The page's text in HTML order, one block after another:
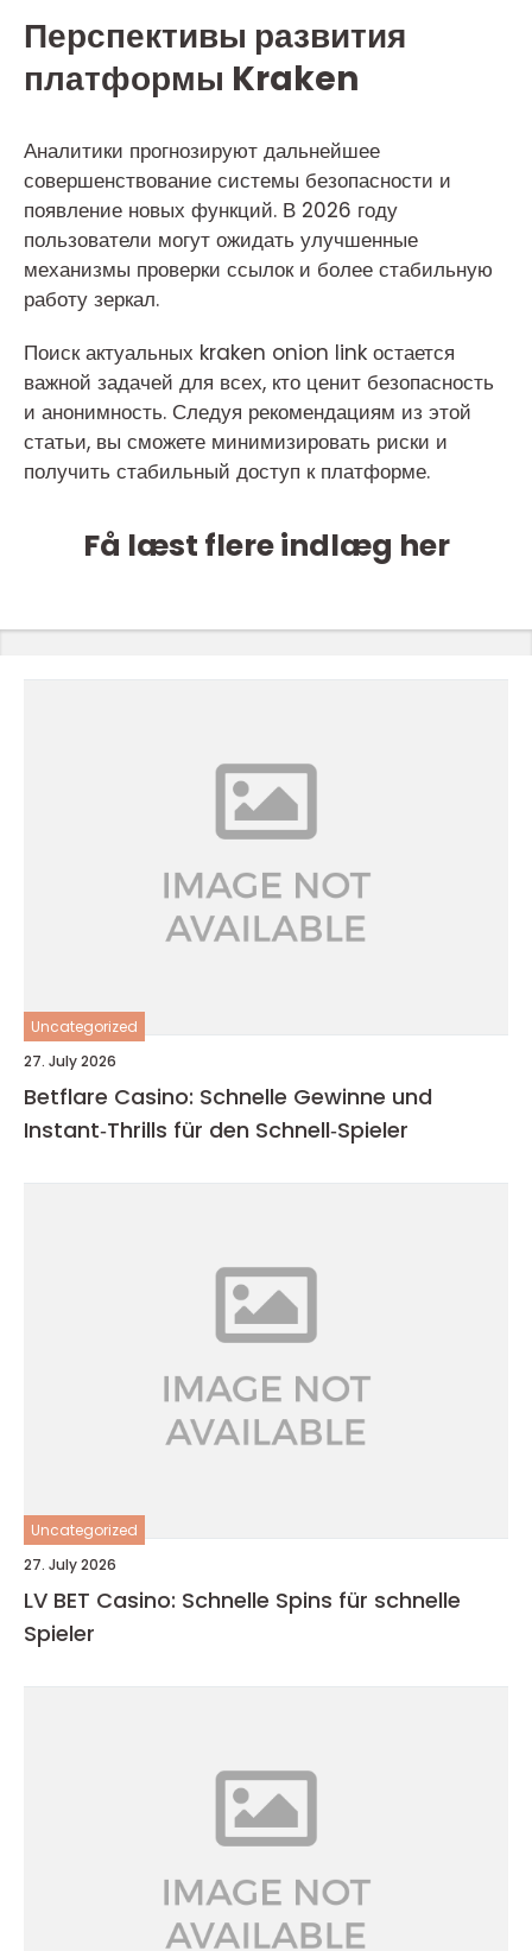
Перспективы развития
платформы Kraken
Аналитики прогнозируют дальнейшее
совершенствование системы безопасности и
появление новых функций. В 2026 году
пользователи могут ожидать улучшенные
механизмы проверки ссылок и более стабильную
работу зеркал.
Поиск актуальных kraken onion link остается
важной задачей для всех, кто ценит безопасность
и анонимность. Следуя рекомендациям из этой
статьи, вы сможете минимизировать риски и
получить стабильный доступ к платформе.
Få læst flere indlæg her
Uncategorized
27. July 2026
Betflare Casino: Schnelle Gewinne und
Instant‑Thrills für den Schnell‑Spieler
Uncategorized
27. July 2026
LV BET Casino: Schnelle Spins für schnelle
Spieler